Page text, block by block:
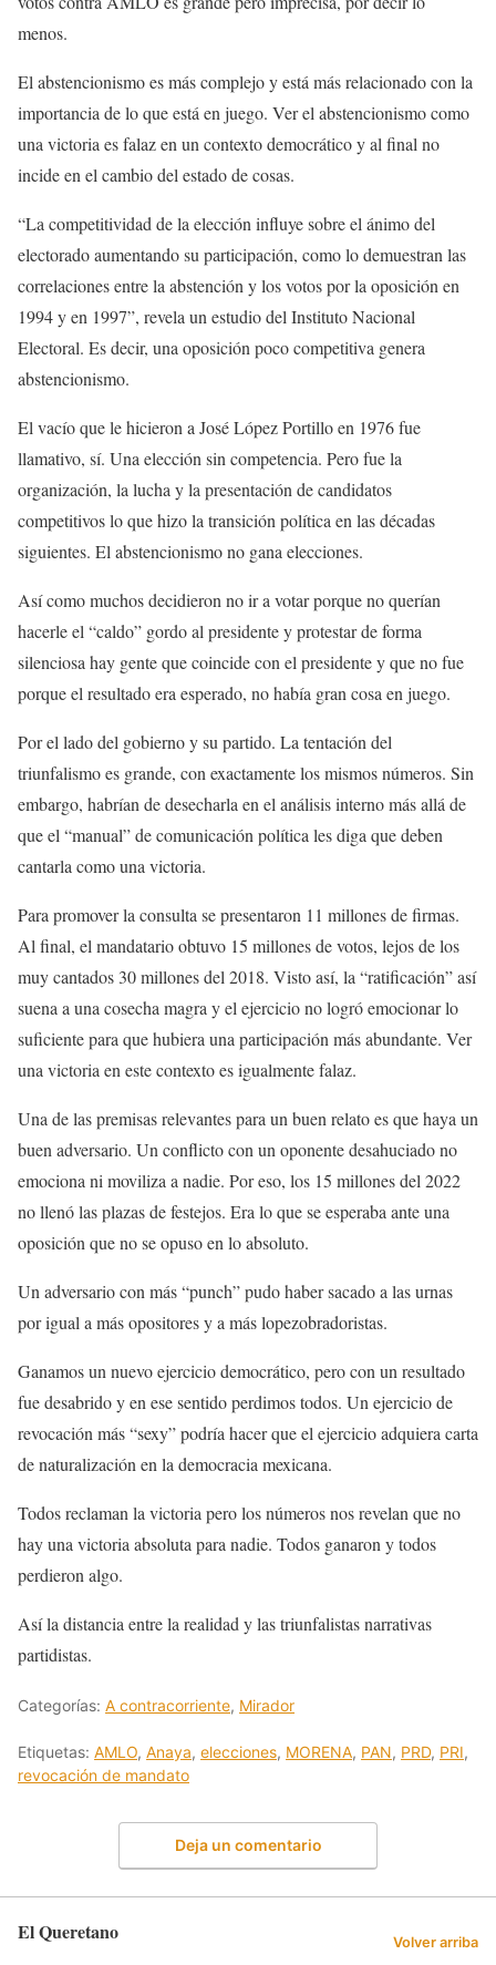
menos.
El abstencionismo es más complejo y está más relacionado con la
importancia de lo que está en juego. Ver el abstencionismo como
una victoria es falaz en un contexto democrático y al final no
incide en el cambio del estado de cosas.
“La competitividad de la elección influye sobre el ánimo del
electorado aumentando su participación, como lo demuestran las
correlaciones entre la abstención y los votos por la oposición en
1994 y en 1997”, revela un estudio del Instituto Nacional
Electoral. Es decir, una oposición poco competitiva genera
abstencionismo.
El vacío que le hicieron a José López Portillo en 1976 fue
llamativo, sí. Una elección sin competencia. Pero fue la
organización, la lucha y la presentación de candidatos
competitivos lo que hizo la transición política en las décadas
siguientes. El abstencionismo no gana elecciones.
Así como muchos decidieron no ir a votar porque no querían
hacerle el “caldo” gordo al presidente y protestar de forma
silenciosa hay gente que coincide con el presidente y que no fue
porque el resultado era esperado, no había gran cosa en juego.
Por el lado del gobierno y su partido. La tentación del
triunfalismo es grande, con exactamente los mismos números. Sin
embargo, habrían de desecharla en el análisis interno más allá de
que el “manual” de comunicación política les diga que deben
cantarla como una victoria.
Para promover la consulta se presentaron 11 millones de firmas.
Al final, el mandatario obtuvo 15 millones de votos, lejos de los
muy cantados 30 millones del 2018. Visto así, la “ratificación” así
suena a una cosecha magra y el ejercicio no logró emocionar lo
suficiente para que hubiera una participación más abundante. Ver
una victoria en este contexto es igualmente falaz.
Una de las premisas relevantes para un buen relato es que haya un
buen adversario. Un conflicto con un oponente desahuciado no
emociona ni moviliza a nadie. Por eso, los 15 millones del 2022
no llenó las plazas de festejos. Era lo que se esperaba ante una
oposición que no se opuso en lo absoluto.
Un adversario con más “punch” pudo haber sacado a las urnas
por igual a más opositores y a más lopezobradoristas.
Ganamos un nuevo ejercicio democrático, pero con un resultado
fue desabrido y en ese sentido perdimos todos. Un ejercicio de
revocación más “sexy” podría hacer que el ejercicio adquiera carta
de naturalización en la democracia mexicana.
Todos reclaman la victoria pero los números nos revelan que no
hay una victoria absoluta para nadie. Todos ganaron y todos
perdieron algo.
Así la distancia entre la realidad y las triunfalistas narrativas
partidistas.
Categorías: A contracorriente, Mirador
Etiquetas: AMLO, Anaya, elecciones, MORENA, PAN, PRD, PRI,
revocación de mandato
Deja un comentario
El Queretano Volver arriba